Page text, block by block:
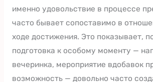
именно удовольствие в процессе
часто бывает сопоставимо в
ходе достижения. Это показывает,
подготовка к особому моменту —
вечеринка, мероприятие вдобавок
возможность — довольно часто